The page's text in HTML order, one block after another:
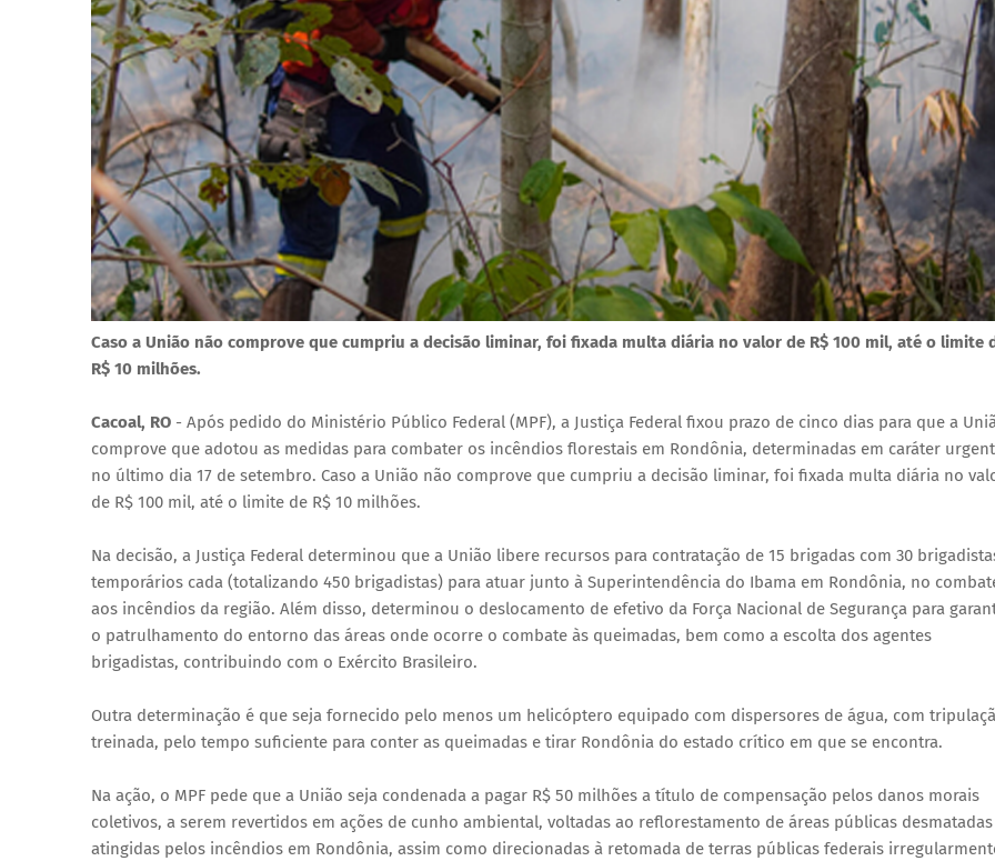
Caso a União não comprove que cumpriu a decisão liminar, foi fixada multa diária no valor de R$ 100 mil, até o limite
R$ 10 milhões.
Cacoal, RO - Após pedido do Ministério Público Federal (MPF), a Justiça Federal fixou prazo de cinco dias para que a
comprove que adotou as medidas para combater os incêndios florestais em Rondônia, determinadas em caráter
no último dia 17 de setembro. Caso a União não comprove que cumpriu a decisão liminar, foi fixada multa diária no
de R$ 100 mil, até o limite de R$ 10 milhões.
Na decisão, a Justiça Federal determinou que a União libere recursos para contratação de 15 brigadas com 30
temporários cada (totalizando 450 brigadistas) para atuar junto à Superintendência do Ibama em Rondônia, no
aos incêndios da região. Além disso, determinou o deslocamento de efetivo da Força Nacional de Segurança para
o patrulhamento do entorno das áreas onde ocorre o combate às queimadas, bem como a escolta dos agentes
brigadistas, contribuindo com o Exército Brasileiro.
Outra determinação é que seja fornecido pelo menos um helicóptero equipado com dispersores de água, com
treinada, pelo tempo suficiente para conter as queimadas e tirar Rondônia do estado crítico em que se encontra.
Na ação, o MPF pede que a União seja condenada a pagar R$ 50 milhões a título de compensação pelos danos morais
coletivos, a serem revertidos em ações de cunho ambiental, voltadas ao reflorestamento de áreas públicas
atingidas pelos incêndios em Rondônia, assim como direcionadas à retomada de terras públicas federais